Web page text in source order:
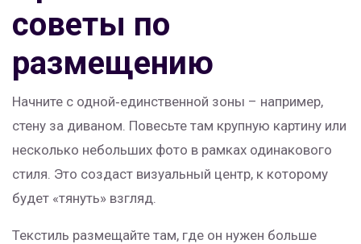
советы по
размещению
Начните с одной‑единственной зоны – например,
стену за диваном. Повесьте там крупную картину или
несколько небольших фото в рамках одинакового
стиля. Это создаст визуальный центр, к которому
будет «тянуть» взгляд.
Текстиль размещайте там, где он нужен больше